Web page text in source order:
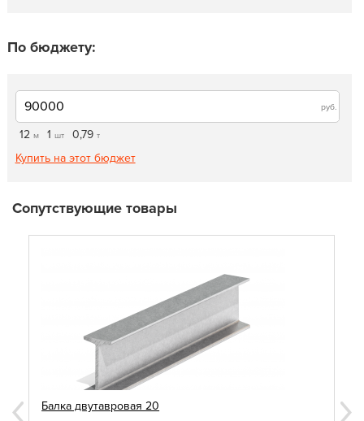
По бюджету:
руб.
12 м 1 шт 0,79 т
Купить на этот бюджет
Сопутствующие товары
Балка двутавровая 20